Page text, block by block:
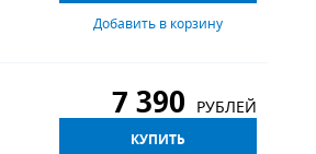
Добавить в корзину
7 390 РУБЛЕЙ
КУПИТЬ